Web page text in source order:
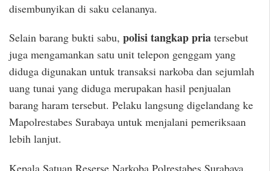
disembunyikan di saku celananya.
Selain barang bukti sabu, polisi tangkap pria tersebut
juga mengamankan satu unit telepon genggam yang
diduga digunakan untuk transaksi narkoba dan sejumlah
uang tunai yang diduga merupakan hasil penjualan
barang haram tersebut. Pelaku langsung digelandang ke
Mapolrestabes Surabaya untuk menjalani pemeriksaan
lebih lanjut.
Kepala Satuan Reserse Narkoba Polrestabes Surabaya,